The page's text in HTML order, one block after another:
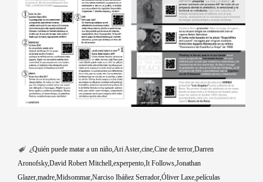
¿Quién puede matar a un niño Ari Aster cine Cine de terror Darren
Aronofsky David Robert Mitchell experpento It Follows Jonathan
Glazer madre Midsommar Narciso Ibáñez Serrador Óliver Laxe películas